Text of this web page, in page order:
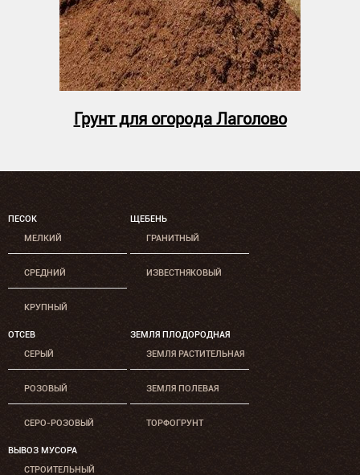
Грунт для огорода Лаголово
ПЕСОК
МЕЛКИЙ
СРЕДНИЙ
КРУПНЫЙ
ЩЕБЕНЬ
ГРАНИТНЫЙ
ИЗВЕСТНЯКОВЫЙ
ОТСЕВ
СЕРЫЙ
РОЗОВЫЙ
СЕРО-РОЗОВЫЙ
ЗЕМЛЯ ПЛОДОРОДНАЯ
ЗЕМЛЯ РАСТИТЕЛЬНАЯ
ЗЕМЛЯ ПОЛЕВАЯ
ТОРФОГРУНТ
ВЫВОЗ МУСОРА
СТРОИТЕЛЬНЫЙ